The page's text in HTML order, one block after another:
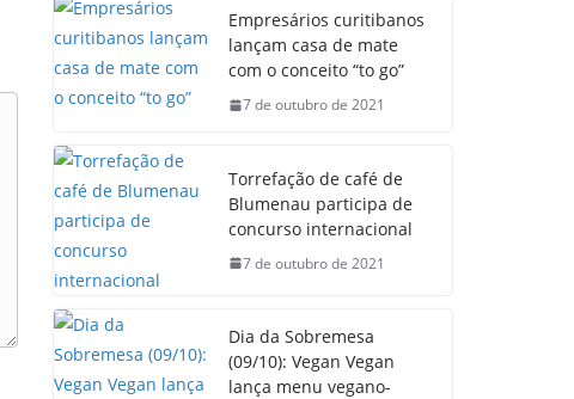
Empresários curitibanos
lançam casa de mate
com o conceito “to go”
7 de outubro de 2021
Torrefação de café de
Blumenau participa de
concurso internacional
7 de outubro de 2021
Dia da Sobremesa
(09/10): Vegan Vegan
lança menu vegano-